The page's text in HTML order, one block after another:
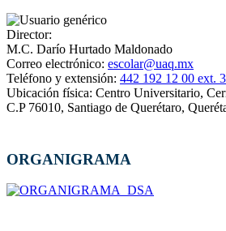
Director:
M.C. Darío Hurtado Maldonado
Correo electrónico: escolar@uaq.mx
Teléfono y extensión: 442 192 12 00 ext.
Ubicación física: Centro Universitario,
C.P 76010, Santiago de Querétaro,
ORGANIGRAMA